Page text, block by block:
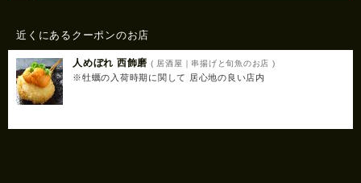
近くにあるクーポンのお店
人めぼれ 西飾磨 ( 居酒屋｜串揚げと旬魚のお店 )
※牡蠣の入荷時期に関して 居心地の良い店内